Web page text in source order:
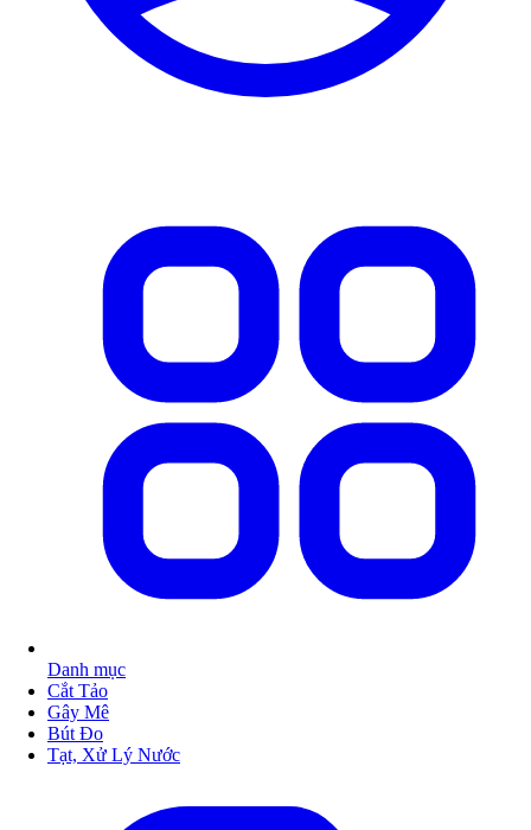
Danh mục
Cắt Tảo
Gây Mê
Bút Đo
Tạt, Xử Lý Nước